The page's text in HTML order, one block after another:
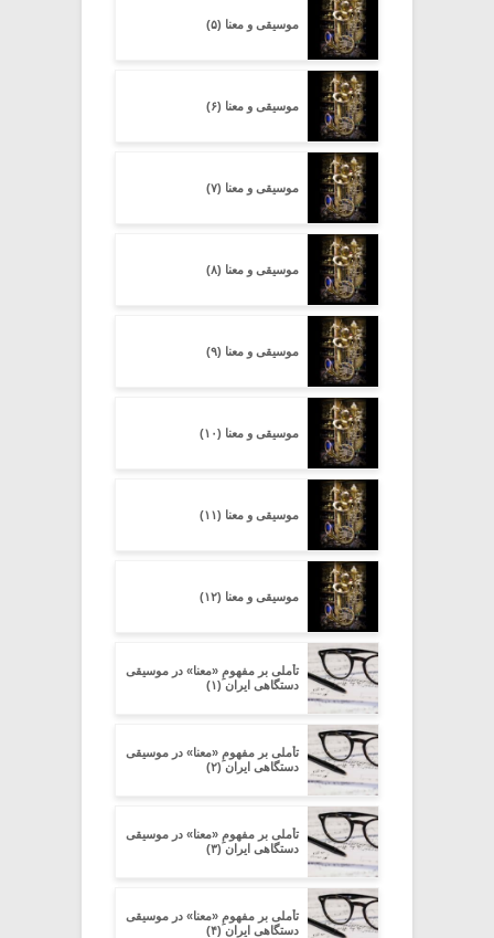
موسیقی و معنا (۵)
موسیقی و معنا (۶)
موسیقی و معنا (۷)
موسیقی و معنا (۸)
موسیقی و معنا (۹)
موسیقی و معنا (۱۰)
موسیقی و معنا (۱۱)
موسیقی و معنا (۱۲)
تأملی بر مفهومِ «معنا» در موسیقی
دستگاهی ایران (۱)
تأملی بر مفهومِ «معنا» در موسیقی
دستگاهی ایران (۲)
تأملی بر مفهومِ «معنا» در موسیقی
دستگاهی ایران (۳)
تأملی بر مفهومِ «معنا» در موسیقی
دستگاهی ایران (۴)